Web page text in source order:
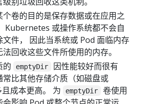
个卷的目的是保存数据或在应用之
Kubernetes 或操作系统都不会自
件， 因此当系统或 Pod 面临内存
回收这些文件所使用的内存。
的
emptyDir
因性能较好而很有
常比其他存储介质（如磁盘或
成本更高。 为
emptyDir
卷使用